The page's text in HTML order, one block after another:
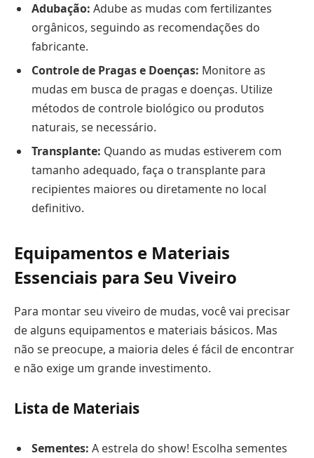
Adubação: Adube as mudas com fertilizantes
orgânicos, seguindo as recomendações do
fabricante.
Controle de Pragas e Doenças: Monitore as
mudas em busca de pragas e doenças. Utilize
métodos de controle biológico ou produtos
naturais, se necessário.
Transplante: Quando as mudas estiverem com
tamanho adequado, faça o transplante para
recipientes maiores ou diretamente no local
definitivo.
Equipamentos e Materiais
Essenciais para Seu Viveiro
Para montar seu viveiro de mudas, você vai precisar
de alguns equipamentos e materiais básicos. Mas
não se preocupe, a maioria deles é fácil de encontrar
e não exige um grande investimento.
Lista de Materiais
Sementes: A estrela do show! Escolha sementes